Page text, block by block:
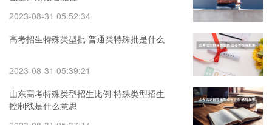
2023-08-31 05:52:34
高考招生特殊类型批 普通类特殊批是什么
2023-08-31 05:39:21
山东高考特殊类型招生比例 特殊类型招生
控制线是什么意思